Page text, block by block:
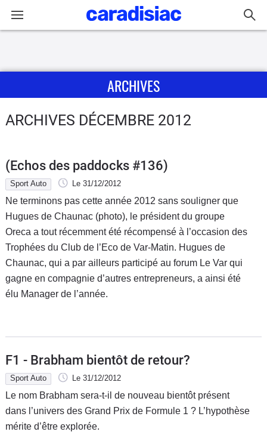
Actu
Guide
d'achat
Electriques
Utilitaires
Flottes
Auto
Forum
Moto
Marques
ARCHIVES
ARCHIVES DÉCEMBRE 2012
(Echos des paddocks #136)
Sport Auto Le 31/12/2012
Ne terminons pas cette année 2012 sans souligner que
Hugues de Chaunac (photo), le président du groupe
Oreca a tout récemment été récompensé à l’occasion des
Trophées du Club de l’Eco de Var-Matin. Hugues de
Chaunac, qui a par ailleurs participé au forum Le Var qui
gagne en compagnie d’autres entrepreneurs, a ainsi été
élu Manager de l’année.
F1 - Brabham bientôt de retour?
Sport Auto Le 31/12/2012
Le nom Brabham sera-t-il de nouveau bientôt présent
dans l’univers des Grand Prix de Formule 1 ? L’hypothèse
mérite d’être explorée.